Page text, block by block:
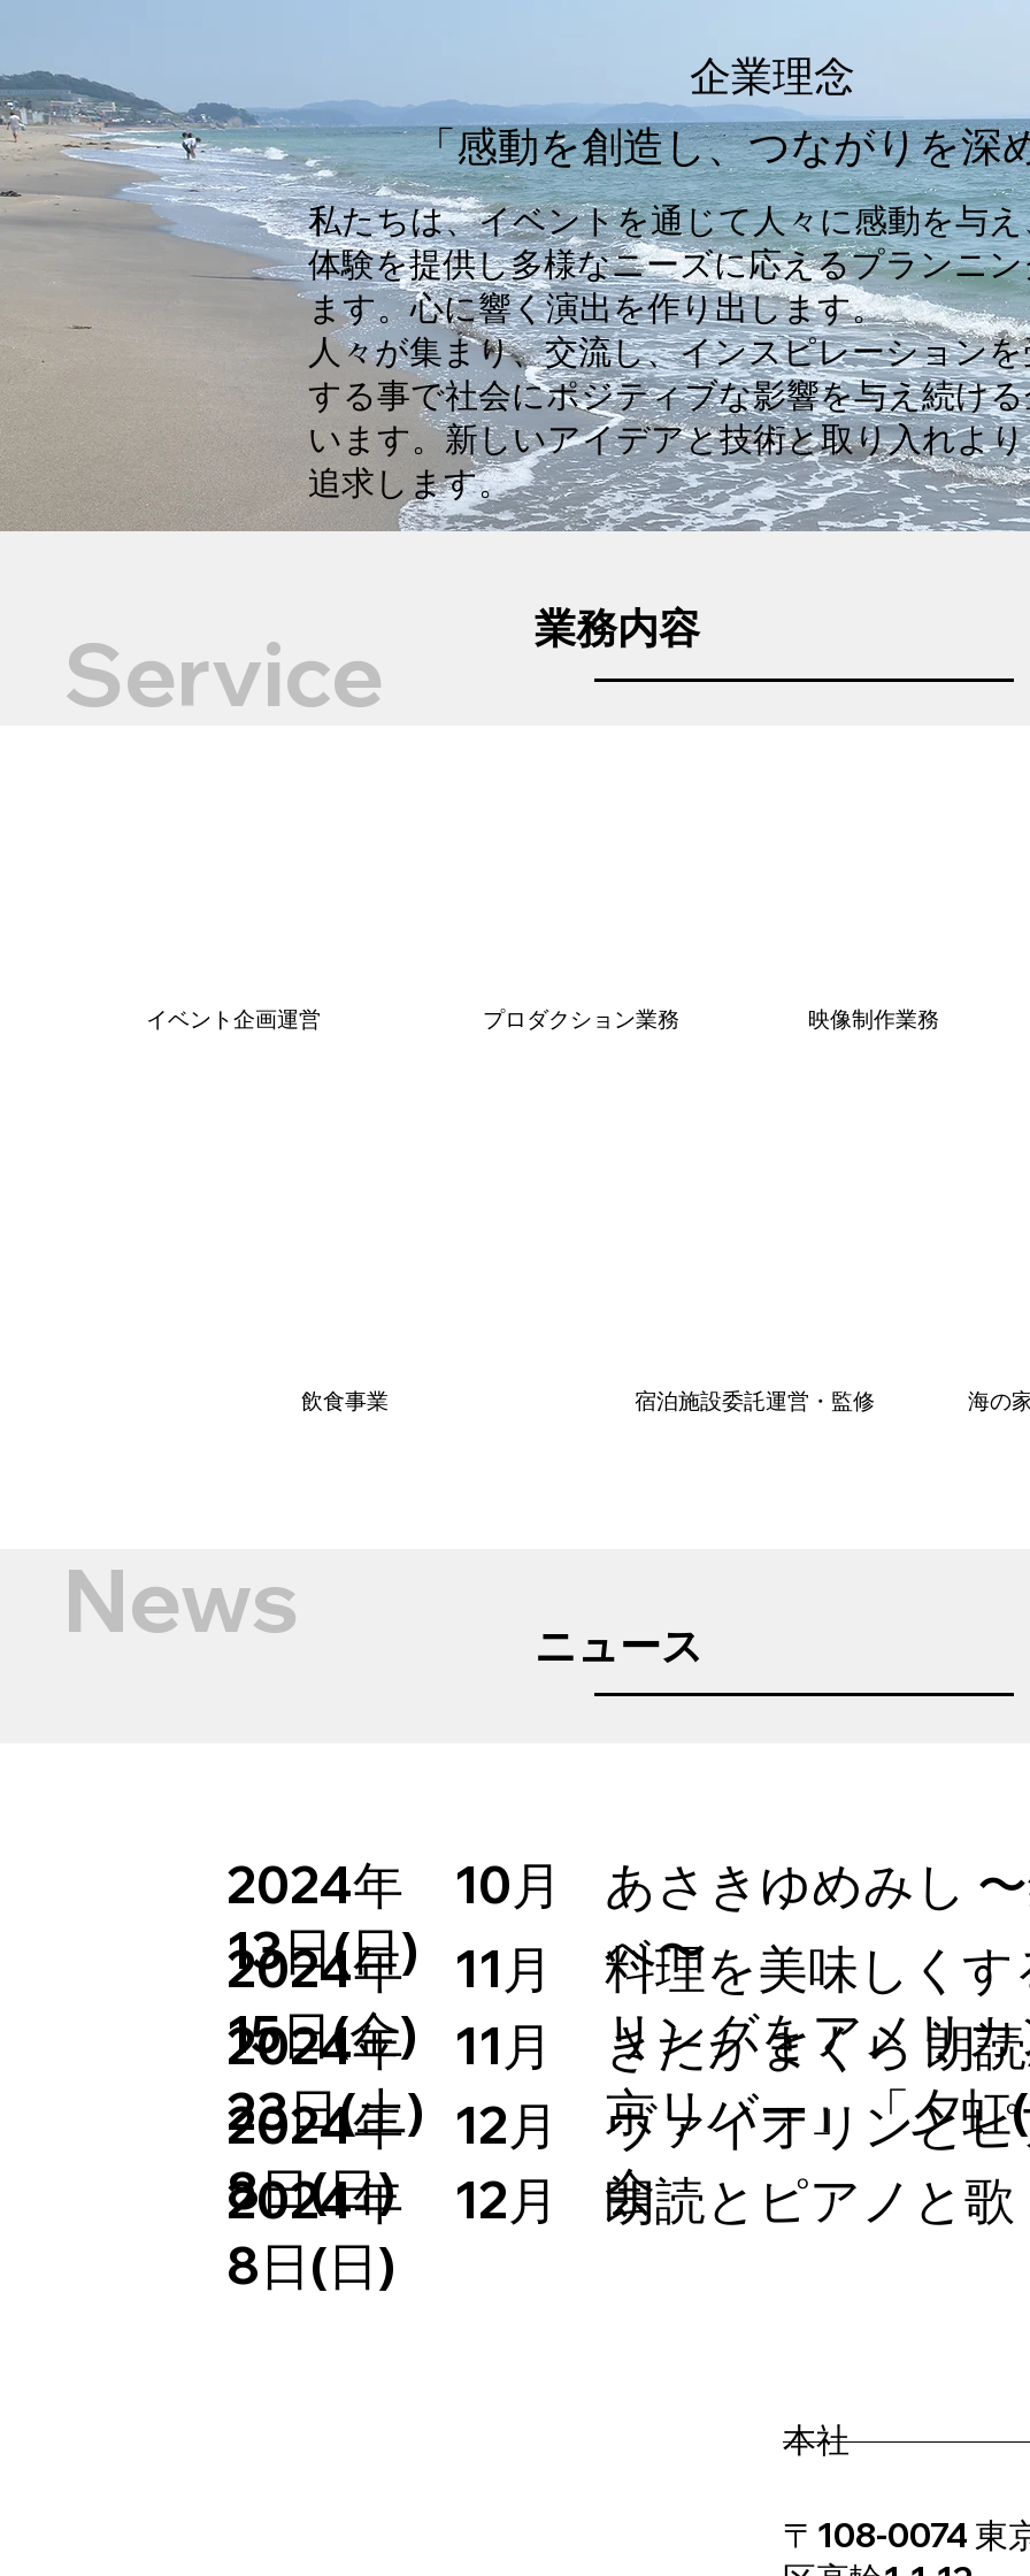
​企業理念
「感動を創造し、つながりを深
私たちは、イベントを通じて人々に感動を与
体験を提供し多様なニーズに応えるプランニ
ます。心に響く演出を作り出します。
人々が集まり、交流し、インスピレーション
する事で社会にポジティブな影響を与え続け
います。新しいアイデアと技術と取り入れよ
追求します。
​Service ​業務内容​
​イベント企画運営 プロダクション業務 ​映像制作業務
​飲食事業 ​宿泊施設委託運営・監修 海の
​News ​ニュース​
​2024年 10月
13日(日)
あさきゆめみし
べ〜
​2024年 11月
15日(金)
料理を美味しく
リングをアメリ
​2024年 11月
23日(土)
きたかまくら 朗
京リバー」「夕
​2024年 12月
8日(日)
ヴァイオリンと
会
​2024年 12月
8日(日)
朗読とピアノと歌
​本社
〒108-0074 東